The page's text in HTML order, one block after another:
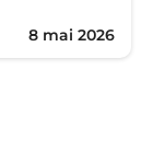
8 mai 2026